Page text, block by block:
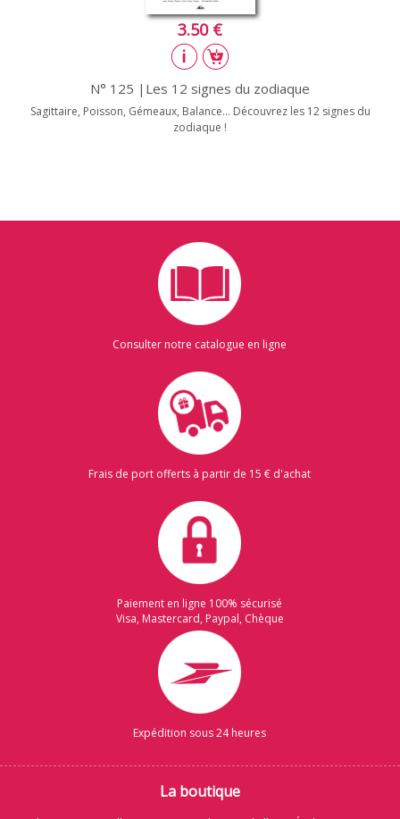
3.50 €
N° 125 |Les 12 signes du zodiaque
Sagittaire, Poisson, Gémeaux, Balance... Découvrez les 12 signes du
zodiaque !
Consulter notre catalogue en ligne
Frais de port offerts à partir de 15 € d'achat
Paiement en ligne 100% sécurisé
Visa, Mastercard, Paypal, Chèque
Expédition sous 24 heures
La boutique